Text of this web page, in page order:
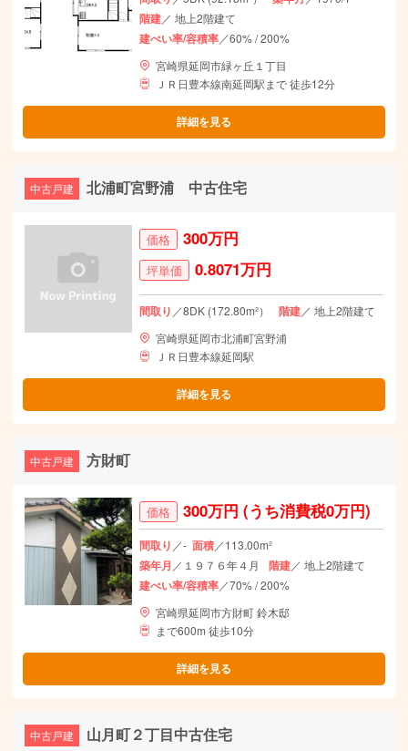
階建／ 地上2階建て
建ぺい率/容積率／60% / 200%
宮崎県延岡市緑ヶ丘１丁目
ＪＲ日豊本線南延岡駅まで 徒歩12分
詳細を見る
中古戸建 北浦町宮野浦 中古住宅
価格 300万円
坪単価 0.8071万円
間取り ／8DK (172.80m²） 階建／ 地上2階建て
宮崎県延岡市北浦町宮野浦
ＪＲ日豊本線延岡駅
詳細を見る
中古戸建 方財町
価格 300万円(うち消費税0万円)
間取り ／- 面積／113.00m²
築年月 ／１９７６年４月 階建／ 地上2階建て
建ぺい率/容積率／70% / 200%
宮崎県延岡市方財町 鈴木邸
まで600m 徒歩10分
詳細を見る
中古戸建 山月町２丁目中古住宅